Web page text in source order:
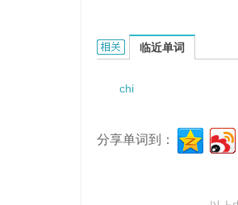
Chikataka的相关资料：
临近单词
chi
分享单词到：